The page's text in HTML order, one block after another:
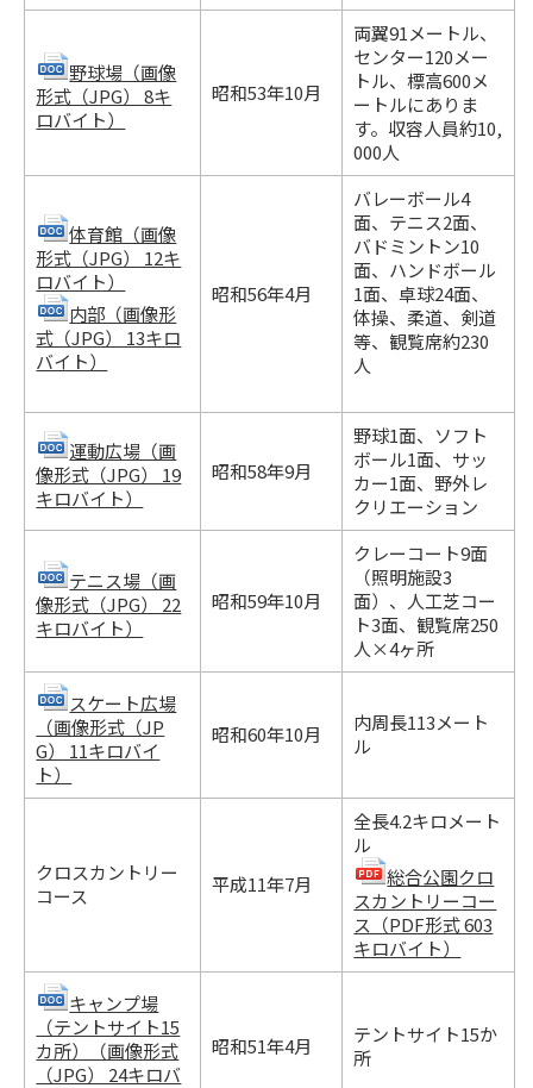
野球場（画像
形式（JPG） 8キ
ロバイト）
昭和53年10月
両翼91メートル、
センター120メー
トル、標高600メ
ートルにありま
す。収容人員約10,
000人
体育館（画像
形式（JPG） 12キ
ロバイト）
内部（画像形
式（JPG） 13キロ
バイト）
昭和56年4月
バレーボール4
面、テニス2面、
バドミントン10
面、ハンドボール
1面、卓球24面、
体操、柔道、剣道
等、観覧席約230
人
運動広場（画
像形式（JPG） 19
キロバイト）
昭和58年9月
野球1面、ソフト
ボール1面、サッ
カー1面、野外レ
クリエーション
テニス場（画
像形式（JPG） 22
キロバイト）
昭和59年10月
クレーコート9面
（照明施設3
面）、人工芝コー
ト3面、観覧席250
人×4ヶ所
スケート広場
（画像形式（JP
G） 11キロバイ
ト）
昭和60年10月
内周長113メート
ル
クロスカントリー
コース
平成11年7月
全長4.2キロメート
ル
総合公園クロ
スカントリーコー
ス（PDF形式 603
キロバイト）
キャンプ場
（テントサイト15
カ所）（画像形式
（JPG） 24キロバ
昭和51年4月
テントサイト15か
所